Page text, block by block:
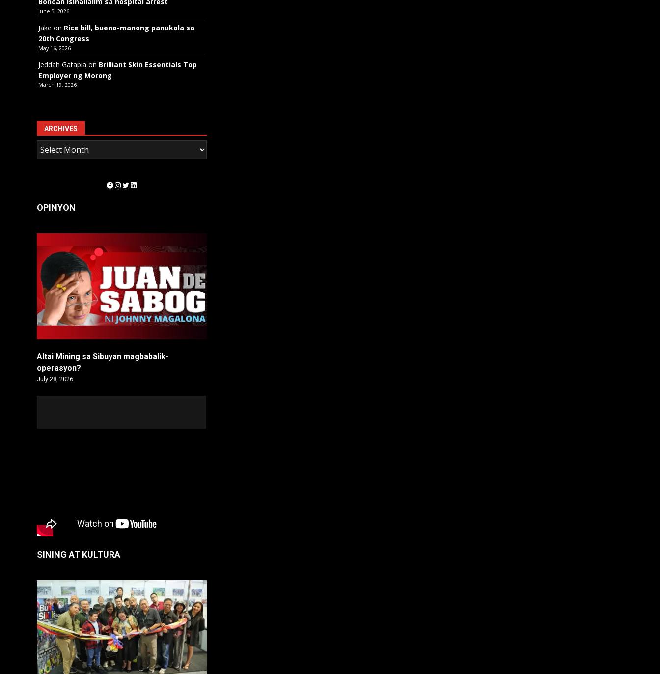
June 5, 2026
Jake on Rice bill, buena-manong panukala sa
20th Congress
May 16, 2026
Jeddah Gatapia on Brilliant Skin Essentials Top
Employer ng Morong
March 19, 2026
ARCHIVES
Facebook
Instagram
Twitter
LinkedIn
OPINYON
Altai Mining sa Sibuyan magbabalik-
operasyon?
July 28, 2026
SINING AT KULTURA